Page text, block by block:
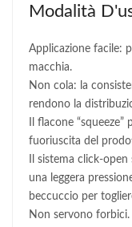
Modalità
Applicazione facile:
macchia.
Non cola: la
rendono la
Il flacone
fuoriuscita del
Il sistema click-
una leggera
beccuccio per
Non servono forbici.